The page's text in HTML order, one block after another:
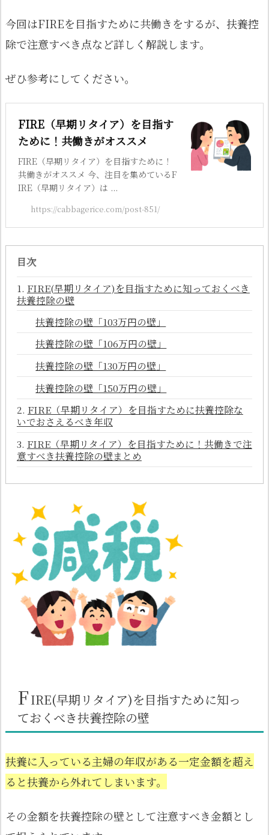
今回はFIREを目指すために共働きをするが、扶養控
除で注意すべき点など詳しく解説します。
ぜひ参考にしてください。
FIRE（早期リタイア）を目指す
ために！共働きがオススメ
FIRE（早期リタイア）を目指すために！
共働きがオススメ 今、注目を集めているF
IRE（早期リタイア）は ...
https://cabbagerice.com/post-851/
目次
FIRE(早期リタイア)を目指すために知っておくべき
扶養控除の壁
扶養控除の壁「103万円の壁」
扶養控除の壁「106万円の壁」
扶養控除の壁「130万円の壁」
扶養控除の壁「150万円の壁」
FIRE（早期リタイア）を目指すために扶養控除な
いでおさえるべき年収
FIRE（早期リタイア）を目指すために！共働きで注
意すべき扶養控除の壁まとめ
FIRE(早期リタイア)を目指すために知っ
ておくべき扶養控除の壁
扶養に入っている主婦の年収がある一定金額を超え
ると扶養から外れてしまいます。
その金額を扶養控除の壁として注意すべき金額とし